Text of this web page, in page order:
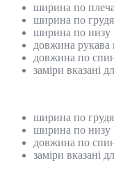
ширина по
ширина по
ширина по низу
довжина рукава
довжина по
заміри вказані
ширина по
ширина по низу
довжина по
заміри вказані